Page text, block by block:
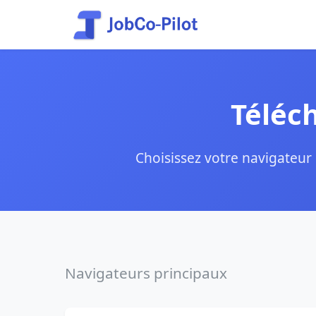
Choisissez votre
Navigateurs principaux